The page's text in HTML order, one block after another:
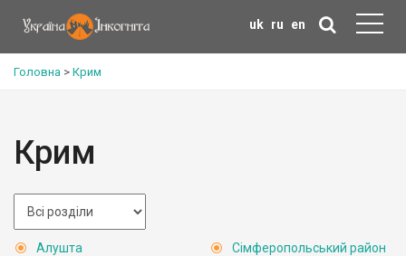
uk ru en
Головна > Крим
Крим
Алушта
Сімферопольський район